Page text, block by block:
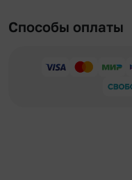
Способы оплаты